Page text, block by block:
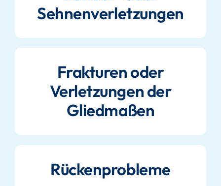
Sehnenverletzungen
Frakturen oder
Verletzungen der
Gliedmaßen
Rückenprobleme